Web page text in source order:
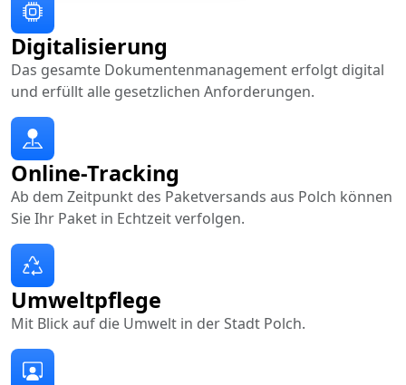
Online-Tracking
Ab dem Zeitpunkt des Paketversands aus Polch können
Sie Ihr Paket in Echtzeit verfolgen.
Digitalisierung
Das gesamte Dokumentenmanagement erfolgt digital
und erfüllt alle gesetzlichen Anforderungen.
Umweltpflege
Mit Blick auf die Umwelt in der Stadt Polch.